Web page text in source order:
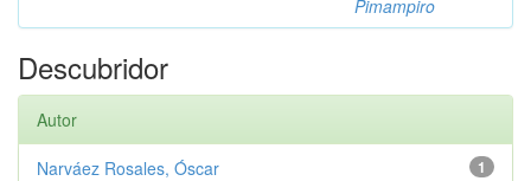
Pimampiro
Descubridor
Autor
1
Narváez Rosales, Óscar